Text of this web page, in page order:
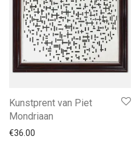
Kunstprent van Piet
Mondriaan
€36.00